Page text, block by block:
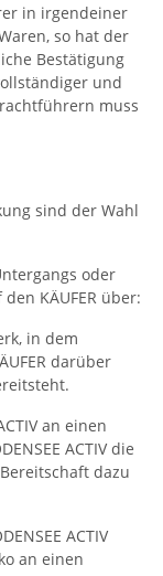
in irgendeiner
so hat der
Bestätigung
und
muss
sind der Wahl
oder
KÄUFER über:
in dem
darüber
an einen
ACTIV die
dazu
ACTIV
an einen